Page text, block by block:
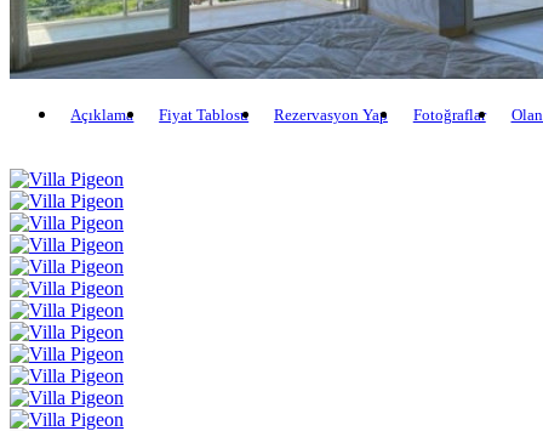
Açıklama Fiyat Tablosu Rezervasyon Yap Fotoğraflar